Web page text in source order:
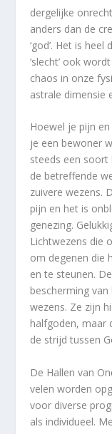
dergelijke
anders dan de
‘god’. Het is
‘slecht’ ook
chaos in onze
astrale dimensie
Hoewel je pijn
je een bewoner
steeds een
de betreffende
zuivere wezens.
pijn en het is
genezing.
Lichtwezens die
om degenen die
en te steunen.
bescherming
wezens. Ze zijn
halfgoden, maar
de strijd tussen
De Hallen van
velen worden
voor diverse
als individueel.